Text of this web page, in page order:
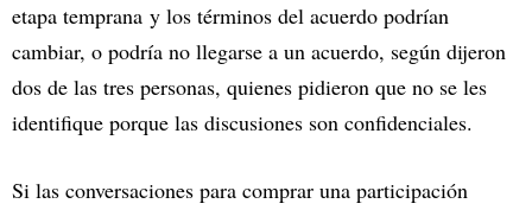
etapa temprana y los términos del acuerdo podrían
cambiar, o podría no llegarse a un acuerdo, según dijeron
dos de las tres personas, quienes pidieron que no se les
identifique porque las discusiones son confidenciales.
Si las conversaciones para comprar una participación